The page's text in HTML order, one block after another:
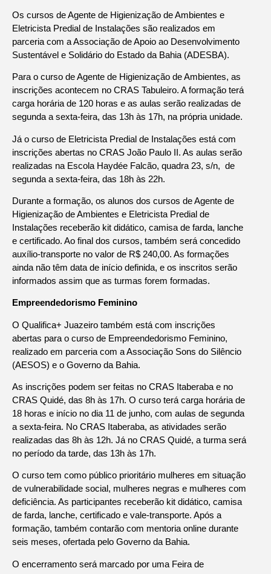
Os cursos de Agente de Higienização de Ambientes e
Eletricista Predial de Instalações são realizados em
parceria com a Associação de Apoio ao Desenvolvimento
Sustentável e Solidário do Estado da Bahia (ADESBA).
Para o curso de Agente de Higienização de Ambientes, as
inscrições acontecem no CRAS Tabuleiro. A formação terá
carga horária de 120 horas e as aulas serão realizadas de
segunda a sexta-feira, das 13h às 17h, na própria unidade.
Já o curso de Eletricista Predial de Instalações está com
inscrições abertas no CRAS João Paulo II. As aulas serão
realizadas na Escola Haydée Falcão, quadra 23, s/n, de
segunda a sexta-feira, das 18h às 22h.
Durante a formação, os alunos dos cursos de Agente de
Higienização de Ambientes e Eletricista Predial de
Instalações receberão kit didático, camisa de farda, lanche
e certificado. Ao final dos cursos, também será concedido
auxílio-transporte no valor de R$ 240,00. As formações
ainda não têm data de início definida, e os inscritos serão
informados assim que as turmas forem formadas.
Empreendedorismo Feminino
O Qualifica+ Juazeiro também está com inscrições
abertas para o curso de Empreendedorismo Feminino,
realizado em parceria com a Associação Sons do Silêncio
(AESOS) e o Governo da Bahia.
As inscrições podem ser feitas no CRAS Itaberaba e no
CRAS Quidé, das 8h às 17h. O curso terá carga horária de
18 horas e início no dia 11 de junho, com aulas de segunda
a sexta-feira. No CRAS Itaberaba, as atividades serão
realizadas das 8h às 12h. Já no CRAS Quidé, a turma será
no período da tarde, das 13h às 17h.
O curso tem como público prioritário mulheres em situação
de vulnerabilidade social, mulheres negras e mulheres com
deficiência. As participantes receberão kit didático, camisa
de farda, lanche, certificado e vale-transporte. Após a
formação, também contarão com mentoria online durante
seis meses, ofertada pelo Governo da Bahia.
O encerramento será marcado por uma Feira de